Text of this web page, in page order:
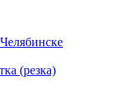
(резка)